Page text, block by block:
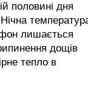
половині дня
лишається
дощів
тепло в